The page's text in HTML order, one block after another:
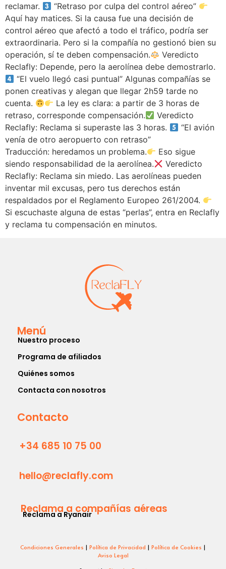
reclamar.
“Retraso por culpa del control aéreo”
Aquí hay matices. Si la causa fue una decisión de
control aéreo que afectó a todo el tráfico, podría ser
extraordinaria. Pero si la compañía no gestionó bien su
operación, sí te deben compensación.
Veredicto
Reclafly: Depende, pero la aerolínea debe demostrarlo.
“El vuelo llegó casi puntual” Algunas compañías se
ponen creativas y alegan que llegar 2h59 tarde no
cuenta.
La ley es clara: a partir de 3 horas de
retraso, corresponde compensación.
Veredicto
Reclafly: Reclama si superaste las 3 horas.
“El avión
venía de otro aeropuerto con retraso”
Traducción: heredamos un problema.
Eso sigue
siendo responsabilidad de la aerolínea.
Veredicto
Reclafly: Reclama sin miedo. Las aerolíneas pueden
inventar mil excusas, pero tus derechos están
respaldados por el Reglamento Europeo 261/2004.
Si escuchaste alguna de estas “perlas”, entra en Reclafly
y reclama tu compensación en minutos.
Menú
Nuestro proceso
Programa de afiliados
Quiénes somos
Contacta con nosotros
Contacto
+34 685 10 75 00
hello@reclafly.com
Reclama a compañías aéreas
Reclama a Ryanair
Condiciones Generales | Política de Privacidad | Política de Cookies |
Aviso Legal